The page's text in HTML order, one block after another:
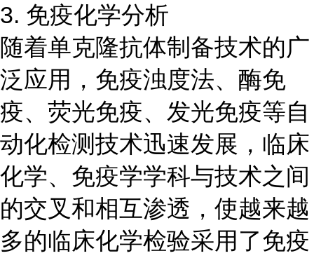
3. 免疫化学分析
随着单克隆抗体制备技术的广
泛应用，免疫浊度法、酶免
疫、荧光免疫、发光免疫等自
动化检测技术迅速发展，临床
化学、免疫学学科与技术之间
的交叉和相互渗透，使越来越
多的临床化学检验采用了免疫